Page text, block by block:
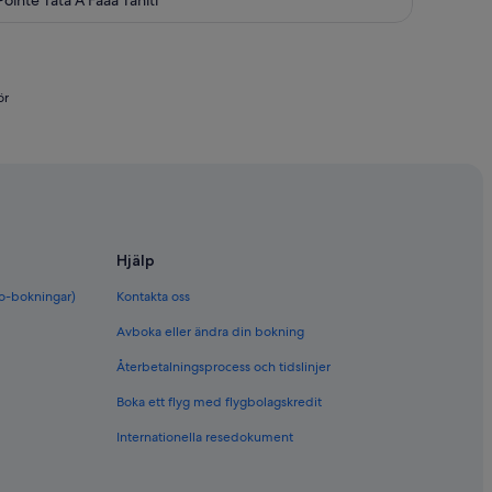
bokningar)
Hjälp
Kontakta oss
Avboka eller ändra din bokning
Återbetalningsprocess och tidslinjer
Boka ett flyg med flygbolagskredit
Internationella resedokument